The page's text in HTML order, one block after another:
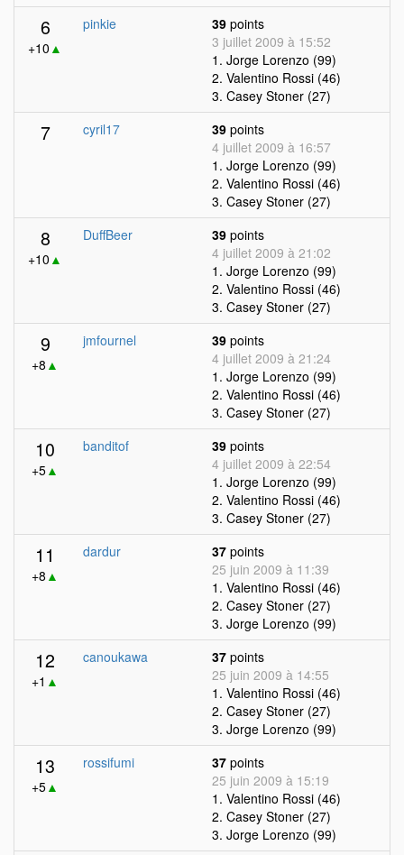
6
+10 ▲
pinkie 39 points
3 juillet 2009 à 15:52
1. Jorge Lorenzo (99)
2. Valentino Rossi (46)
3. Casey Stoner (27)
7 cyril17 39 points
4 juillet 2009 à 16:57
1. Jorge Lorenzo (99)
2. Valentino Rossi (46)
3. Casey Stoner (27)
8
+10 ▲
DuffBeer 39 points
4 juillet 2009 à 21:02
1. Jorge Lorenzo (99)
2. Valentino Rossi (46)
3. Casey Stoner (27)
9
+8 ▲
jmfournel 39 points
4 juillet 2009 à 21:24
1. Jorge Lorenzo (99)
2. Valentino Rossi (46)
3. Casey Stoner (27)
10
+5▲
banditof 39 points
4 juillet 2009 à 22:54
1. Jorge Lorenzo (99)
2. Valentino Rossi (46)
3. Casey Stoner (27)
11
+8 ▲
dardur 37 points
25 juin 2009 à 11:39
1. Valentino Rossi (46)
2. Casey Stoner (27)
3. Jorge Lorenzo (99)
12
+1 ▲
canoukawa 37 points
25 juin 2009 à 14:55
1. Valentino Rossi (46)
2. Casey Stoner (27)
3. Jorge Lorenzo (99)
13
+5▲
rossifumi 37 points
25 juin 2009 à 15:19
1. Valentino Rossi (46)
2. Casey Stoner (27)
3. Jorge Lorenzo (99)